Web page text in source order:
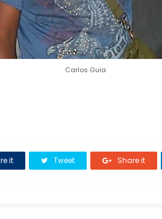
Carlos Guia
it Tweet Share it